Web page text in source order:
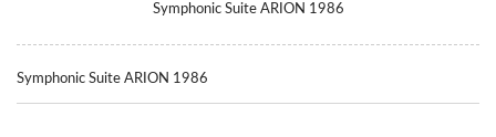
Symphonic Suite ARION 1986
Symphonic Suite ARION 1986